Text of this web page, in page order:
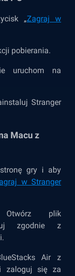
„Zagraj w
pobierania.
uruchom na
Stranger
Macu z
gry i aby
w Stranger
Otwórz plik
zgodnie z
Air z
zaloguj się za